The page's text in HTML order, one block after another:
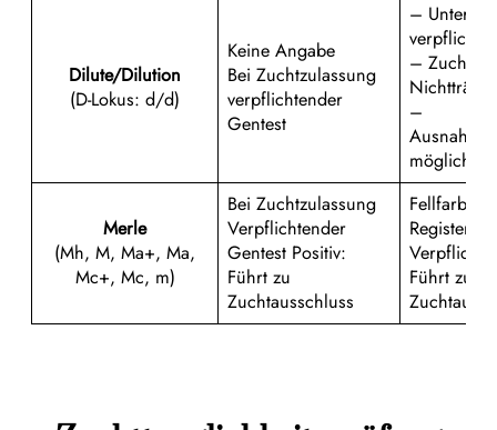
Dilute/Dilution
(D-Lokus: d/d)
Keine Angabe
Bei Zuchtzulassung
verpflichtender
Gentest
–
– Zucht
Nichtträger
–
möglich
Merle
(Mh, M, Ma+, Ma,
Mc+, Mc, m)
Bei Zuchtzulassung
Verpflichtender
Gentest Positiv:
Führt zu
Zuchtausschluss
Fellfarben-
Führt zu